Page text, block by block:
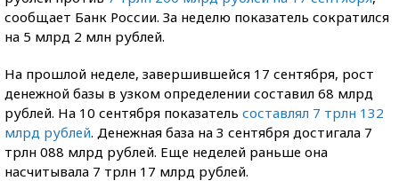
сообщает Банк России. За неделю показатель сократился
на 5 млрд 2 млн рублей.
На прошлой неделе, завершившейся 17 сентября, рост
денежной базы в узком определении составил 68 млрд
рублей. На 10 сентября показатель составлял 7 трлн 132
млрд рублей. Денежная база на 3 сентября достигала 7
трлн 088 млрд рублей. Еще неделей раньше она
насчитывала 7 трлн 17 млрд рублей.